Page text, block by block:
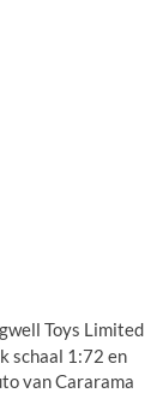
Toys Limited
schaal 1:72 en
van Cararama